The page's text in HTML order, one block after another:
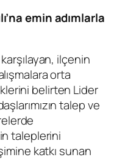
emin adımlarla
ilçenin
orta
belirten Lider
talep ve
taleplerini
katkı sunan